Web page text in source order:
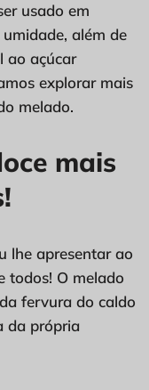
usado em
além de
ao açúcar
explorar mais
melado.
mais
lhe apresentar ao
todos! O melado
fervura do caldo
da própria